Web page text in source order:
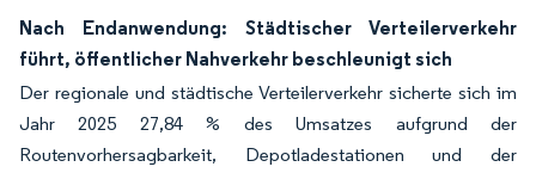
Nach Endanwendung: Städtischer Verteilerverkehr
führt, öffentlicher Nahverkehr beschleunigt sich
Der regionale und städtische Verteilerverkehr sicherte sich im
Jahr 2025 27,84 % des Umsatzes aufgrund der
Routenvorhersagbarkeit, Depotladestationen und der